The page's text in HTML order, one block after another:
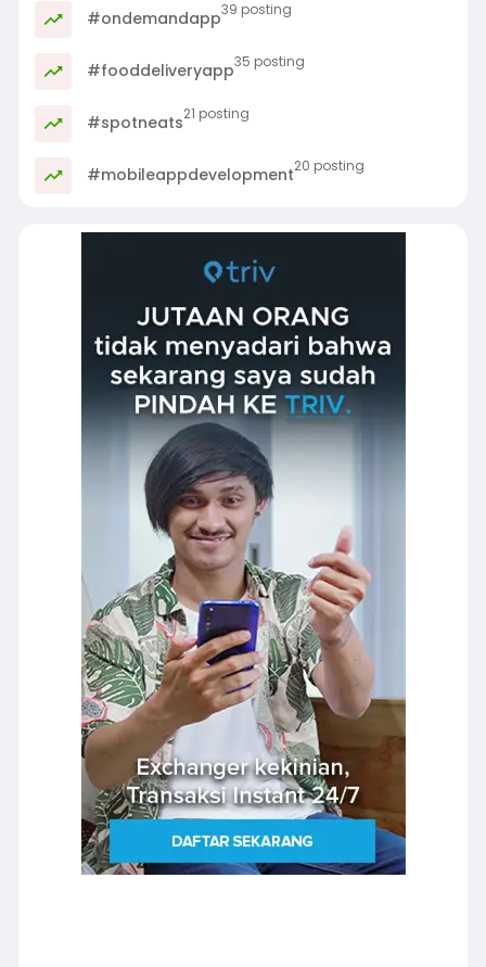
#ondemandapp39 posting
#fooddeliveryapp35 posting
#spotneats21 posting
#mobileappdevelopment20 posting